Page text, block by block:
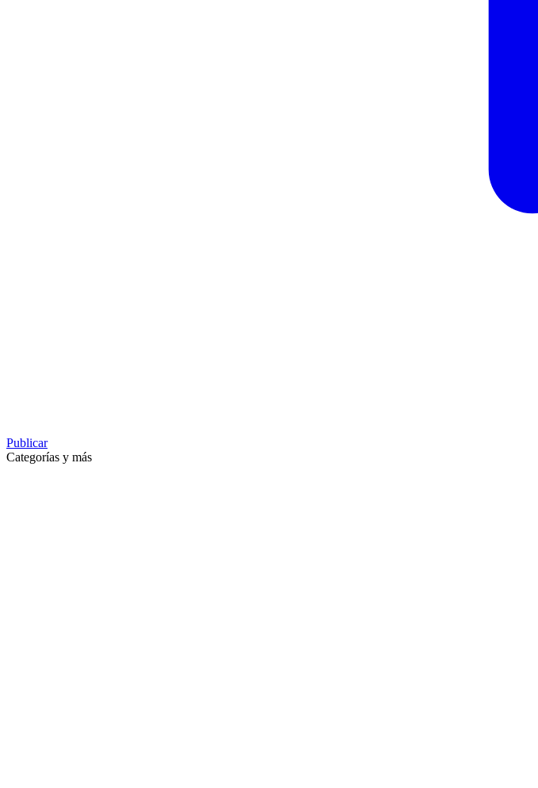
Publicar
Categorías y más